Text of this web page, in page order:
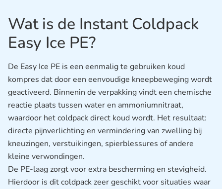
Wat is de Instant Coldpack
Easy Ice PE?
De Easy Ice PE is een eenmalig te gebruiken koud
kompres dat door een eenvoudige kneepbeweging wordt
geactiveerd. Binnenin de verpakking vindt een chemische
reactie plaats tussen water en ammoniumnitraat,
waardoor het coldpack direct koud wordt. Het resultaat:
directe pijnverlichting en vermindering van zwelling bij
kneuzingen, verstuikingen, spierblessures of andere
kleine verwondingen.
De PE-laag zorgt voor extra bescherming en stevigheid.
Hierdoor is dit coldpack zeer geschikt voor situaties waar